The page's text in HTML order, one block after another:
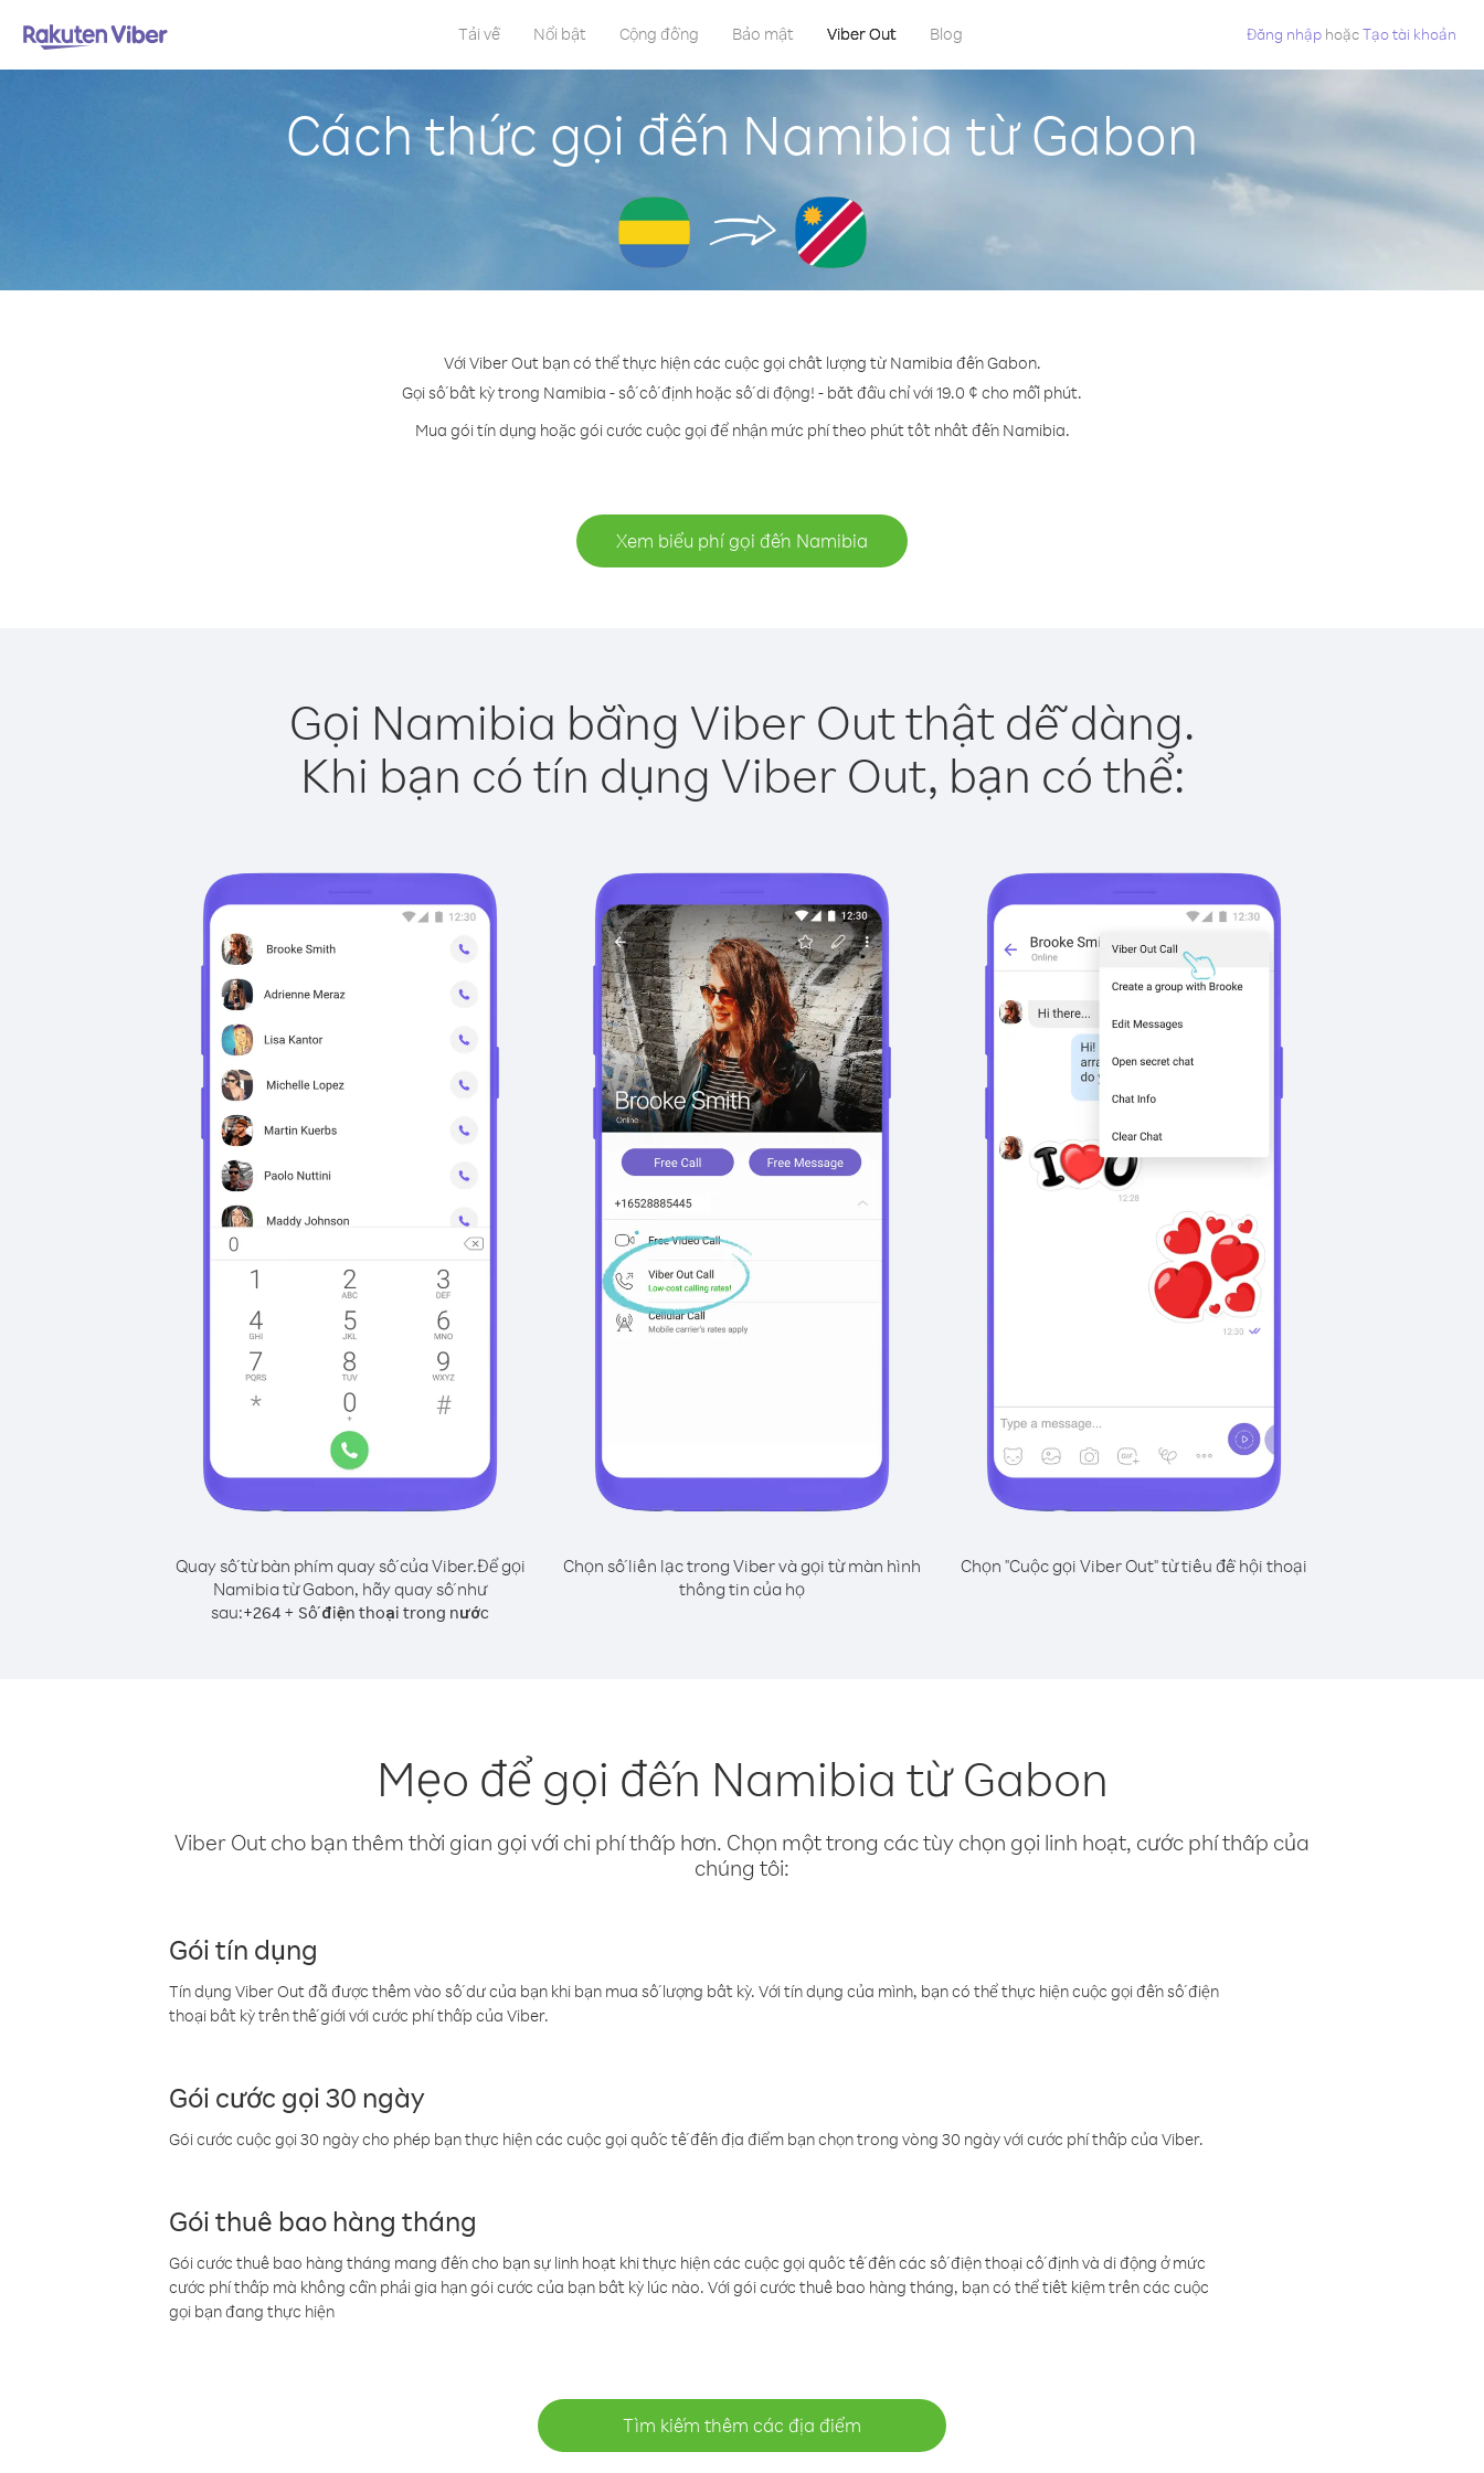
Tải về Nổi bật Cộng đồng Bảo mật Viber Out Blog Đăng nhập hoặcTạo tài khoản
Cách thức gọi đến Namibia từ Gabon
Với Viber Out bạn có thể thực hiện các cuộc gọi chất lượng từ Namibia đến Gabon.
Gọi số bất kỳ trong Namibia - số cố định hoặc số di động! - bắt đầu chỉ với 19.0 ¢ cho mỗi phút.
Mua gói tín dụng hoặc gói cước cuộc gọi để nhận mức phí theo phút tốt nhất đến Namibia.
Xem biểu phí gọi đến Namibia
Gọi Namibia bằng Viber Out thật dễ dàng.
Khi bạn có tín dụng Viber Out, bạn có thể:
Quay số từ bàn phím quay số của Viber.Để gọi
Namibia từ Gabon, hãy quay số như
sau:+264 + Số điện thoại trong nước
Chọn số liên lạc trong Viber và gọi từ màn hình
thông tin của họ
Chọn "Cuộc gọi Viber Out" từ tiêu đề hội thoại
Mẹo để gọi đến Namibia từ Gabon
Viber Out cho bạn thêm thời gian gọi với chi phí thấp hơn. Chọn một trong các tùy chọn gọi linh hoạt, cước phí thấp của
chúng tôi:
Gói tín dụng
Tín dụng Viber Out đã được thêm vào số dư của bạn khi bạn mua số lượng bất kỳ. Với tín dụng của mình, bạn có thể thực hiện cuộc gọi đến số điện
thoại bất kỳ trên thế giới với cước phí thấp của Viber.
Gói cước gọi 30 ngày
Gói cước cuộc gọi 30 ngày cho phép bạn thực hiện các cuộc gọi quốc tế đến địa điểm bạn chọn trong vòng 30 ngày với cước phí thấp của Viber.
Gói thuê bao hàng tháng
Gói cước thuê bao hàng tháng mang đến cho bạn sự linh hoạt khi thực hiện các cuộc gọi quốc tế đến các số điện thoại cố định và di động ở mức
cước phí thấp mà không cần phải gia hạn gói cước của bạn bất kỳ lúc nào. Với gói cước thuê bao hàng tháng, bạn có thể tiết kiệm trên các cuộc
gọi bạn đang thực hiện
Tìm kiếm thêm các địa điểm